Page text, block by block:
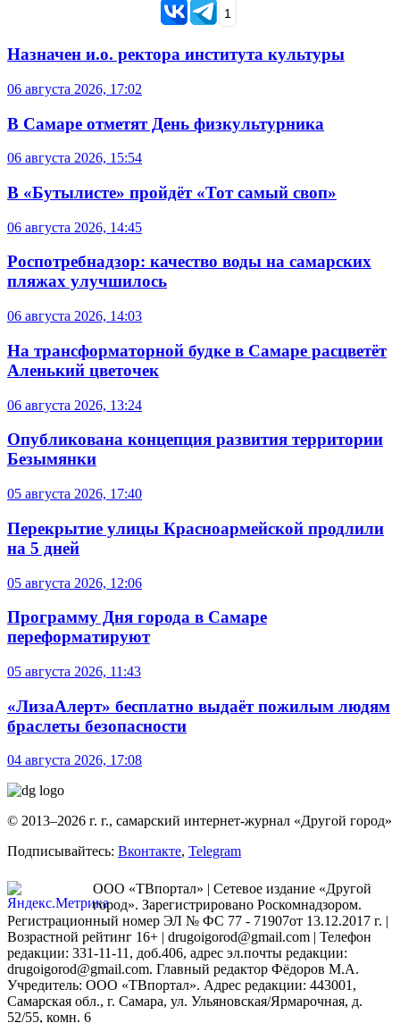
1
Назначен и.о. ректора института культуры
06 августа 2026, 17:02
В Самаре отметят День физкультурника
06 августа 2026, 15:54
В «Бутылисте» пройдёт «Тот самый своп»
06 августа 2026, 14:45
Роспотребнадзор: качество воды на самарских
пляжах улучшилось
06 августа 2026, 14:03
На трансформаторной будке в Самаре расцветёт
Аленький цветочек
06 августа 2026, 13:24
Опубликована концепция развития территории
Безымянки
05 августа 2026, 17:40
Перекрытие улицы Красноармейской продлили
на 5 дней
05 августа 2026, 12:06
Программу Дня города в Самаре
переформатируют
05 августа 2026, 11:43
«ЛизаАлерт» бесплатно выдаёт пожилым людям
браслеты безопасности
04 августа 2026, 17:08
© 2013–2026 г. г., самарский интернет-журнал «Другой город»
Подписывайтесь: Вконтакте, Telegram
ООО «ТВпортал» | Сетевое издание «Другой
город». Зарегистрировано Роскомнадзором.
Регистрационный номер ЭЛ № ФС 77 - 71907от 13.12.2017 г. |
Возрастной рейтинг 16+ | drugoigorod@gmail.com | Телефон
редакции: 331-11-11, доб.406, адрес эл.почты редакции:
drugoigorod@gmail.com. Главный редактор Фёдоров М.А.
Учредитель: ООО «ТВпортал». Адрес редакции: 443001,
Самарская обл., г. Самара, ул. Ульяновская/Ярмарочная, д.
52/55, комн. 6